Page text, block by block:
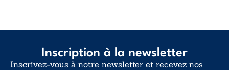
Inscription à la newsletter
Inscrivez-vous à notre newsletter et recevez nos